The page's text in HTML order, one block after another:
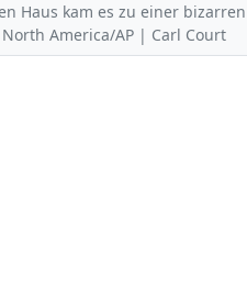
Haus kam es zu einer
America/AP | Carl Court